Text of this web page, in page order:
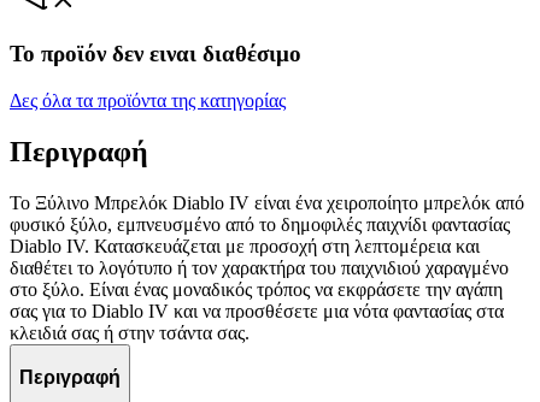
Το προϊόν δεν ειναι διαθέσιμο
Δες όλα τα προϊόντα της κατηγορίας
Περιγραφή
Το Ξύλινο Μπρελόκ Diablo IV είναι ένα χειροποίητο μπρελόκ από
φυσικό ξύλο, εμπνευσμένο από το δημοφιλές παιχνίδι φαντασίας
Diablo IV. Κατασκευάζεται με προσοχή στη λεπτομέρεια και
διαθέτει το λογότυπο ή τον χαρακτήρα του παιχνιδιού χαραγμένο
στο ξύλο. Είναι ένας μοναδικός τρόπος να εκφράσετε την αγάπη
σας για το Diablo IV και να προσθέσετε μια νότα φαντασίας στα
κλειδιά σας ή στην τσάντα σας.
Περιγραφή